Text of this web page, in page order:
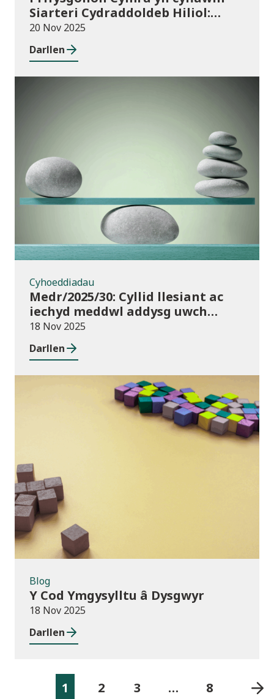
Siarteri Cydraddoldeb Hiliol:
Prifysgolion yn chwarae eu rhan
mewn Cymru wrth-hiliol
20 Nov 2025
Darllen
Cyhoeddiadau
Cyhoeddiadau
Medr/2025/30: Cyllid llesiant ac
iechyd meddwl addysg uwch
2025/26
18 Nov 2025
Darllen
Blog
Y Cod Ymgysylltu â Dysgwyr
18 Nov 2025
Darllen
1 2 3 … 8